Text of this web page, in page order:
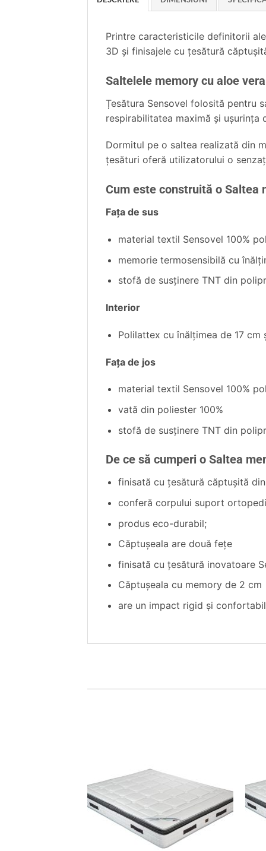
Printre caracteristicile definitorii
3D şi finisajele cu ţesătură
Saltelele memory cu aloe
Țesătura Sensovel folosită pentru
respirabilitatea maximă și ușurința
Dormitul pe o saltea realizată din
țesături oferă utilizatorului o
Cum este construită o Saltea
Faţa de sus
material textil Sensovel 100%
memorie termosensibilă cu
stofă de susţinere TNT din
Interior
Polilattex cu înălţimea de 17
Faţa de jos
material textil Sensovel 100%
vată din poliester 100%
stofă de susţinere TNT din
De ce să cumperi o Saltea
finisată cu ţesătură căptuşită
conferă corpului suport
produs eco-durabil;
Căptușeala are două fețe
finisată cu ţesătură inovatoare
Căptușeala cu memory de 2 cm
are un impact rigid şi
wishlist